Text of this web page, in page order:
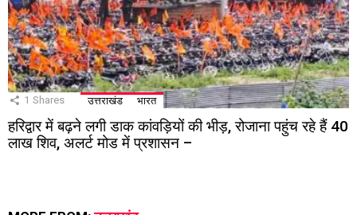
1 Shares उत्तराखंड भारत
हरिद्वार में बढ़ने लगी डाक कांवड़ियों की भीड़, रोजाना पहुंच रहे हैं 40
लाख शिव, अलर्ट मोड में प्रशासन –